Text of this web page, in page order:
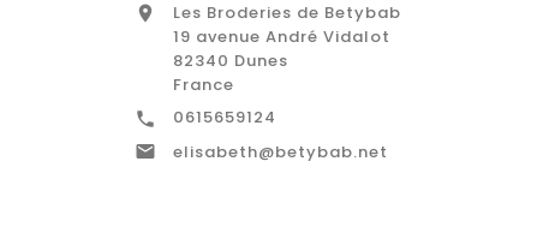

Les Broderies de Betybab
19 avenue André Vidalot
82340 Dunes
France
 0615659124
 elisabeth@betybab.net